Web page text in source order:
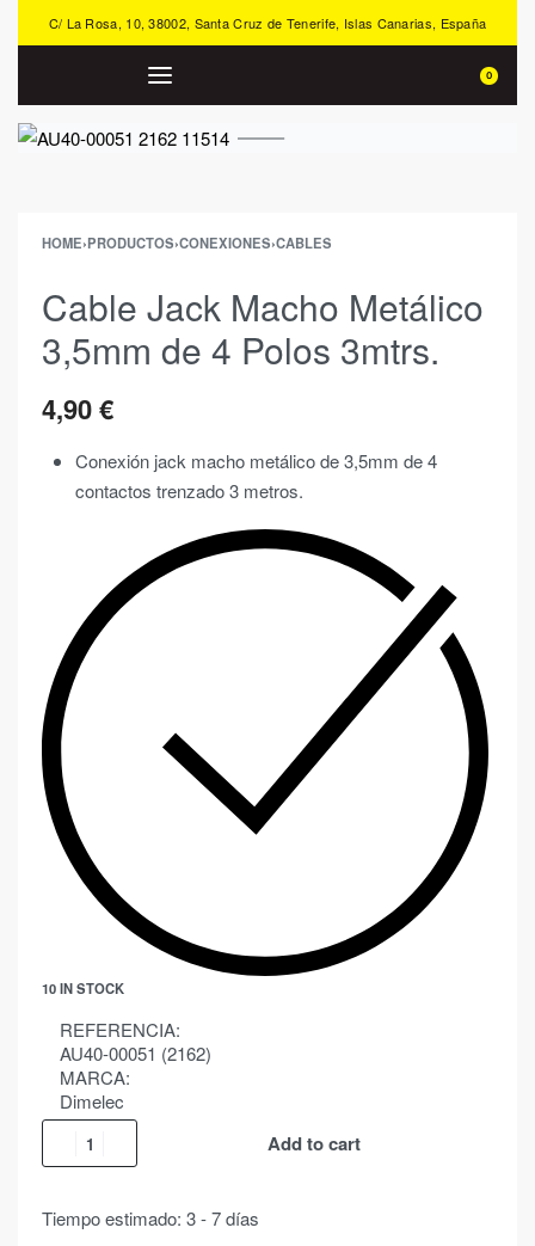
C/ La Rosa, 10, 38002, Santa Cruz de Tenerife, Islas Canarias, España
0
HOME›PRODUCTOS›CONEXIONES›CABLES
Cable Jack Macho Metálico
3,5mm de 4 Polos 3mtrs.
4,90€
Conexión jack macho metálico de 3,5mm de 4
contactos trenzado 3 metros.
10 IN STOCK
REFERENCIA:
AU40-00051 (2162)
MARCA:
Dimelec
Add to cart
Tiempo estimado: 3 - 7 días